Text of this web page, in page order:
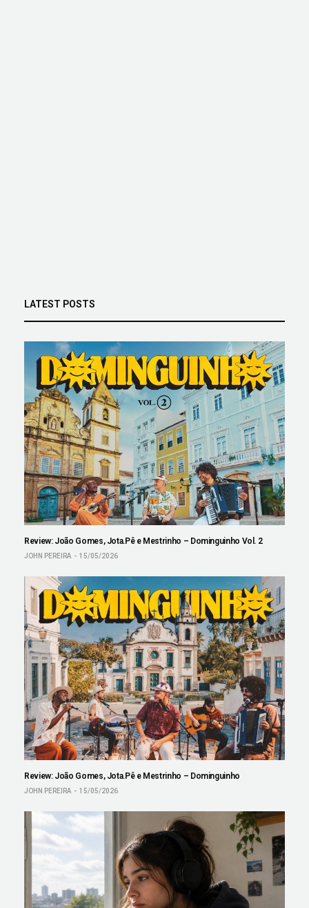
LATEST POSTS
Review: João Gomes, Jota.Pê e Mestrinho – Dominguinho Vol. 2
JOHN PEREIRA 15/05/2026
Review: João Gomes, Jota.Pê e Mestrinho – Dominguinho
JOHN PEREIRA 15/05/2026